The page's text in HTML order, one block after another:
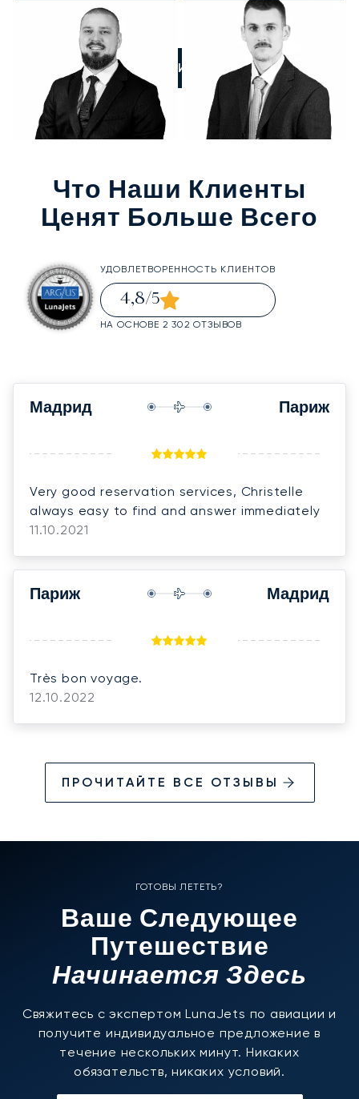
ПОЗВОНИТЕ НАМ
Что Наши Клиенты
Ценят Больше Всего
УДОВЛЕТВОРЕННОСТЬ КЛИЕНТОВ
4,8/5
НА ОСНОВЕ 2 302 ОТЗЫВОВ
Мадрид Париж
Very good reservation services, Christelle
always easy to find and answer immediately
11.10.2021
Париж Мадрид
Très bon voyage.
12.10.2022
ПРОЧИТАЙТЕ ВСЕ ОТЗЫВЫ
ГОТОВЫ ЛЕТЕТЬ?
Ваше Следующее
Путешествие
Начинается Здесь
Свяжитесь с экспертом LunaJets по авиации и
получите индивидуальное предложение в
течение нескольких минут. Никаких
обязательств, никаких условий.